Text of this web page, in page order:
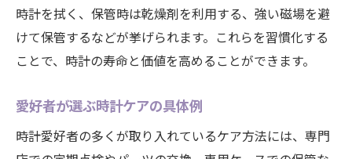
時計を拭く、保管時は乾燥剤を利用する、強い磁場を避
けて保管するなどが挙げられます。これらを習慣化する
ことで、時計の寿命と価値を高めることができます。
愛好者が選ぶ時計ケアの具体例
時計愛好者の多くが取り入れているケア方法には、専門